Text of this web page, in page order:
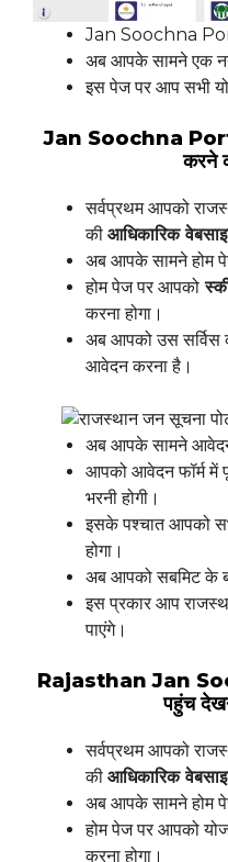
Jan Soochna
अब आपके सामने एक
इस पेज पर आप सभी
Jan Soochna
करने
सर्वप्रथम आपको
की आधिकारिक
अब आपके सामने होम
होम पेज पर आपको
करना होगा।
अब आपको उस सर्विस
आवेदन करना है।
अब आपके सामने
आपको आवेदन फॉर्म में
भरनी होगी।
इसके पश्चात आपको
होगा।
अब आपको सबमिट के
इस प्रकार आप
पाएंगे।
Rajasthan Jan
पहुंच
सर्वप्रथम आपको
की आधिकारिक
अब आपके सामने होम
होम पेज पर आपको
करना होगा।